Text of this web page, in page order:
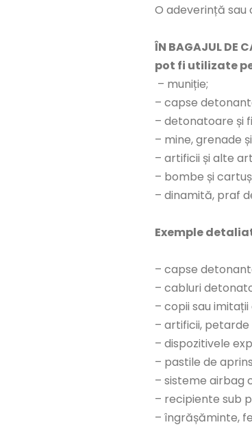
O adeverință
ÎN BAGAJUL
pot fi utilizate
– muniție;
– capse
– detonatoare și
– mine, grenade
– artificii și alte
– bombe și
– dinamită, praf
Exemple
– capse
– cabluri
– copii sau
– artificii,
– dispozitivele
– pastile de
– sisteme airbag
– recipiente sub
– îngrășăminte,